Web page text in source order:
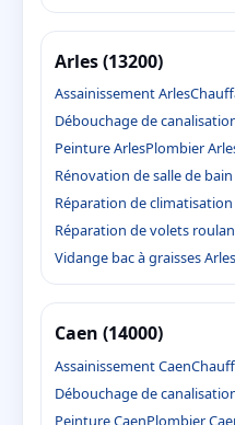
Arles (13200)
Assainissement Arles
Débouchage de
Peinture ArlesPlombier
Rénovation de salle de
Réparation de climatisation
Réparation de volets
Vidange bac à graisses Arles
Caen (14000)
Assainissement Caen
Débouchage de
Peinture CaenPlombier